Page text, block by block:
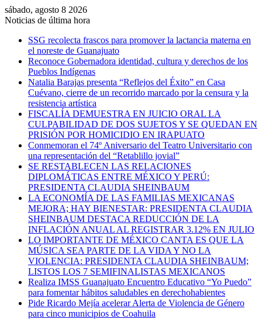
sábado, agosto 8 2026
Noticias de última hora
SSG recolecta frascos para promover la lactancia materna en
el noreste de Guanajuato
Reconoce Gobernadora identidad, cultura y derechos de los
Pueblos Indígenas
Natalia Barajas presenta “Reflejos del Éxito” en Casa
Cuévano, cierre de un recorrido marcado por la censura y la
resistencia artística
FISCALÍA DEMUESTRA EN JUICIO ORAL LA
CULPABILIDAD DE DOS SUJETOS Y SE QUEDAN EN
PRISIÓN POR HOMICIDIO EN IRAPUATO
Conmemoran el 74º Aniversario del Teatro Universitario con
una representación del “Retablillo jovial”
SE RESTABLECEN LAS RELACIONES
DIPLOMÁTICAS ENTRE MÉXICO Y PERÚ:
PRESIDENTA CLAUDIA SHEINBAUM
LA ECONOMÍA DE LAS FAMILIAS MEXICANAS
MEJORA; HAY BIENESTAR: PRESIDENTA CLAUDIA
SHEINBAUM DESTACA REDUCCIÓN DE LA
INFLACIÓN ANUAL AL REGISTRAR 3.12% EN JULIO
LO IMPORTANTE DE MÉXICO CANTA ES QUE LA
MÚSICA SEA PARTE DE LA VIDA Y NO LA
VIOLENCIA: PRESIDENTA CLAUDIA SHEINBAUM;
LISTOS LOS 7 SEMIFINALISTAS MEXICANOS
Realiza IMSS Guanajuato Encuentro Educativo “Yo Puedo”
para fomentar hábitos saludables en derechohabientes
Pide Ricardo Mejía acelerar Alerta de Violencia de Género
para cinco municipios de Coahuila